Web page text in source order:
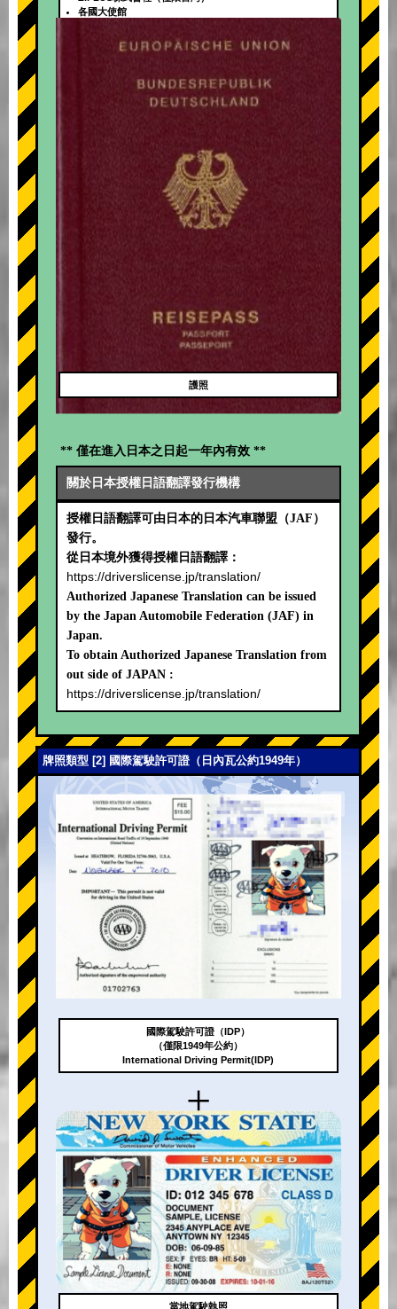
+
各國大使館
護照
** 僅在進入日本之日起一年內有效 **
關於日本授權日語翻譯發行機構
授權日語翻譯可由日本的日本汽車聯盟（JAF）
發行。
從日本境外獲得授權日語翻譯：
https://driverslicense.jp/translation/
Authorized Japanese Translation can be issued
by the Japan Automobile Federation (JAF) in
Japan.
To obtain Authorized Japanese Translation from
out side of JAPAN :
https://driverslicense.jp/translation/
牌照類型 [2] 國際駕駛許可證（日內瓦公約1949年）
+
國際駕駛許可證（IDP）
（僅限1949年公約）
International Driving Permit(IDP)
當地駕駛執照